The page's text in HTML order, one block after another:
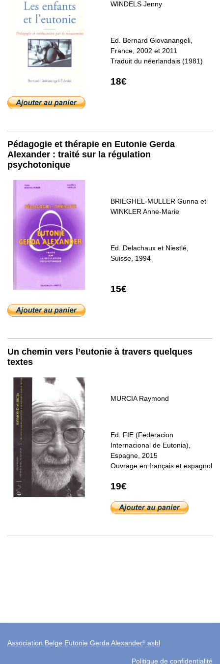
WINDELS Jenny
Ed. Bernard Giovanangeli,
France, 2002 et 2011
Traduit du néerlandais (1981)
18€
Pédagogie et thérapie en Eutonie Gerda
Alexander : traité sur la régulation
psychotonique
BRIEGHEL-MULLER Gunna et
WINKLER Anne-Marie
Ed. Delachaux et Niestlé,
Suisse, 1994
15€
Un chemin vers l’eutonie à travers quelques
textes
MURCIA Raymond
Ed. FIE (Federacion
Internacional de Eutonia),
Espagne, 2015
Ouvrage en français et espagnol
19€
Association Belge Eutonie Gerda Alexander® asbl
Politique de confidentialité